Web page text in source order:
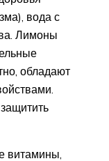
вода с
Лимоны
обладают
витамины,